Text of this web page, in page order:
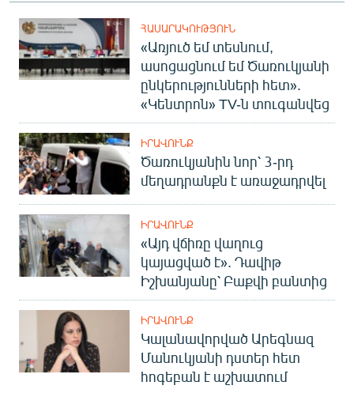
ՀԱՍԱՐԱԿՈՒԹՅՈՒՆ
«Առյուծ եմ տեսնում,
ասոցացնում եմ Ծառուկյանի
ընկերությունների հետ».
«Կենտրոն» TV-ն տուգանվեց
ԻՐԱՎՈՒՆՔ
Ծառուկյանին նոր՝ 3-րդ
մեղադրանքն է առաջադրվել
ԻՐԱՎՈՒՆՔ
«Այդ վճիռը վաղուց
կայացված է». Դավիթ
Իշխանյանը՝ Բաքվի բանտից
ԻՐԱՎՈՒՆՔ
Կալանավորված Արեգնազ
Մանուկյանի դստեր հետ
հոգեբան է աշխատում